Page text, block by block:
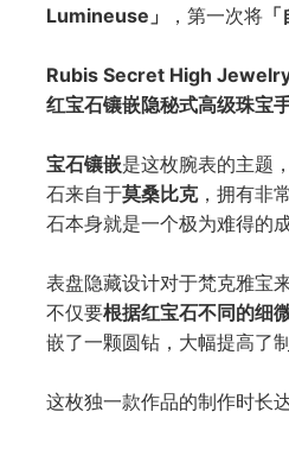
Lumineuse」
，第一次将
Rubis Secret High
红宝石镶嵌隐秘式高级珠宝
宝石镶嵌是这枚腕表的主题
石来自于莫桑比克，拥有非常
石本身就是一个极为难得的成
表盘隐藏设计对于梵克雅宝
不仅要根据红宝石不同的细
嵌了一颗圆钻，大幅提高了
这枚独一款作品的制作时长